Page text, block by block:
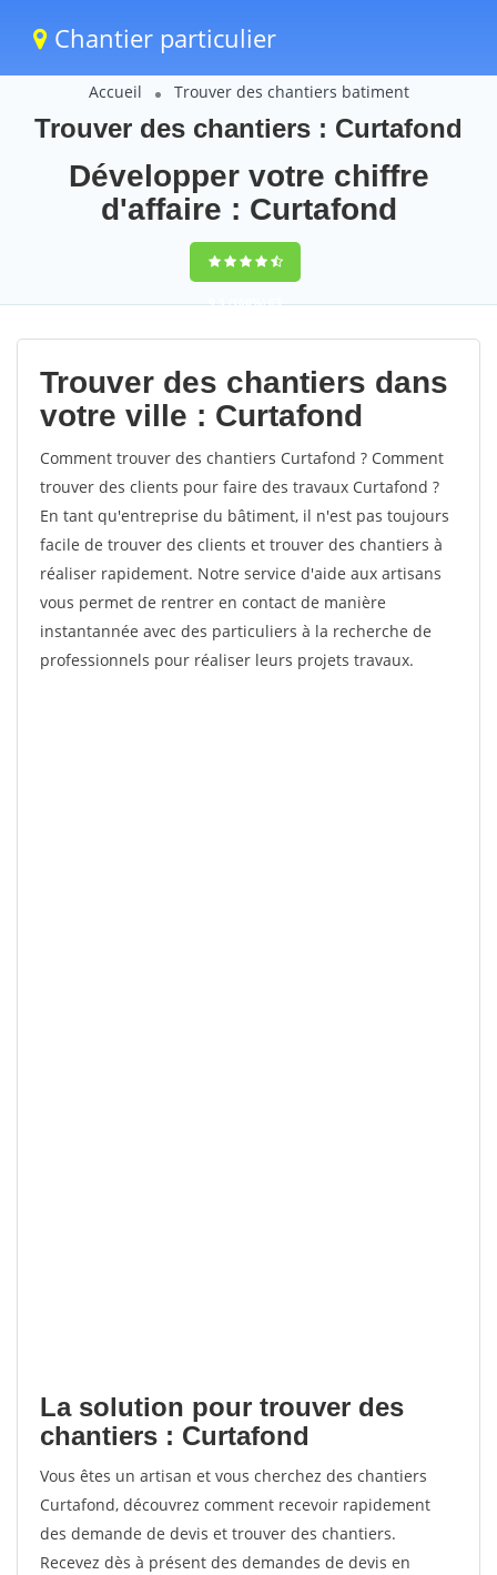
Chantier particulier
Accueil Trouver des chantiers batiment
Trouver des chantiers : Curtafond
Développer votre chiffre
d'affaire : Curtafond
9,5(100%)63
votes
Trouver des chantiers dans
votre ville : Curtafond
Comment trouver des chantiers Curtafond ? Comment
trouver des clients pour faire des travaux Curtafond ?
En tant qu'entreprise du bâtiment, il n'est pas toujours
facile de trouver des clients et trouver des chantiers à
réaliser rapidement. Notre service d'aide aux artisans
vous permet de rentrer en contact de manière
instantannée avec des particuliers à la recherche de
professionnels pour réaliser leurs projets travaux.
La solution pour trouver des
chantiers : Curtafond
Vous êtes un artisan et vous cherchez des chantiers
Curtafond, découvrez comment recevoir rapidement
des demande de devis et trouver des chantiers.
Recevez dès à présent des demandes de devis en